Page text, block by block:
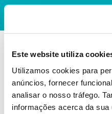
Este website utiliza
Utilizamos cookies para
anúncios, fornecer
analisar o nosso tráfego.
informações acerca da